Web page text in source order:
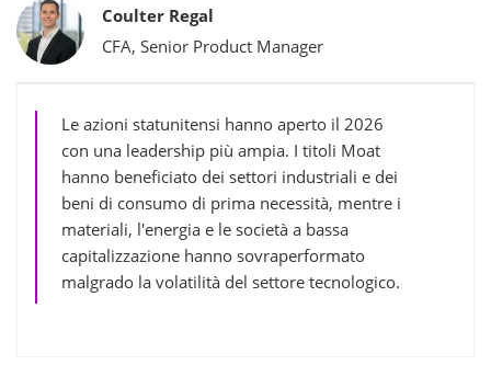
Bylines
Coulter Regal
CFA, Senior Product Manager
Le azioni statunitensi hanno aperto il 2026
con una leadership più ampia. I titoli Moat
hanno beneficiato dei settori industriali e dei
beni di consumo di prima necessità, mentre i
materiali, l'energia e le società a bassa
capitalizzazione hanno sovraperformato
malgrado la volatilità del settore tecnologico.